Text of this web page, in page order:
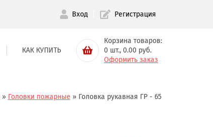
Вход Регистрация
КАК КУПИТЬ
Корзина товаров:
0 шт., 0.00 руб.
Оформить заказ
» Головки пожарные » Головка рукавная ГР - 65